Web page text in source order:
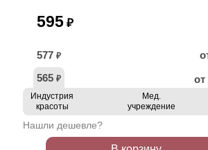
595 ₽
577 ₽
565 ₽ от
Индустрия
красоты
Мед.
учреждение
Нашли дешевле?